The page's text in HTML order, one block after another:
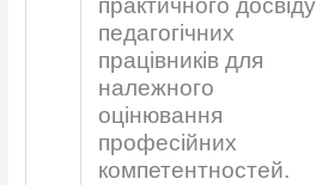
практичного досвіду
педагогічних
працівників для
належного
оцінювання
професійних
компетентностей.